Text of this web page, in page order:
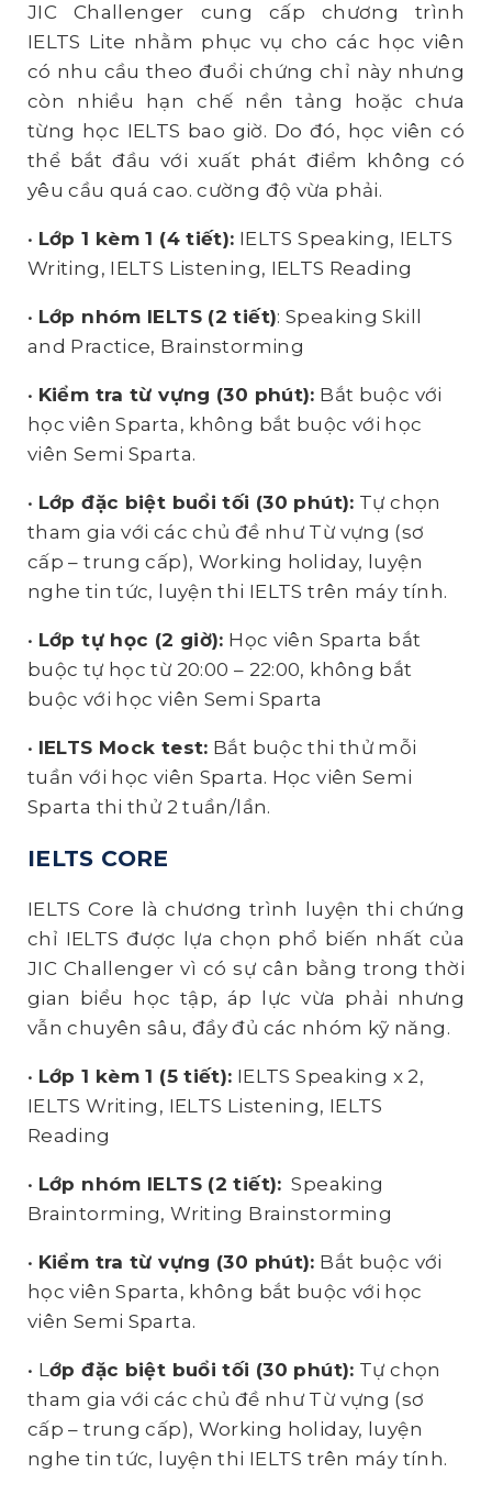
JIC Challenger cung cấp chương trình
IELTS Lite nhằm phục vụ cho các học viên
có nhu cầu theo đuổi chứng chỉ này nhưng
còn nhiều hạn chế nền tảng hoặc chưa
từng học IELTS bao giờ. Do đó, học viên có
thể bắt đầu với xuất phát điểm không có
yêu cầu quá cao. cường độ vừa phải.
• Lớp 1 kèm 1 (4 tiết): IELTS Speaking, IELTS
Writing, IELTS Listening, IELTS Reading
• Lớp nhóm IELTS (2 tiết): Speaking Skill
and Practice, Brainstorming
• Kiểm tra từ vựng (30 phút): Bắt buộc với
học viên Sparta, không bắt buộc với học
viên Semi Sparta.
• Lớp đặc biệt buổi tối (30 phút): Tự chọn
tham gia với các chủ đề như Từ vựng (sơ
cấp – trung cấp), Working holiday, luyện
nghe tin tức, luyện thi IELTS trên máy tính.
• Lớp tự học (2 giờ): Học viên Sparta bắt
buộc tự học từ 20:00 – 22:00, không bắt
buộc với học viên Semi Sparta
• IELTS Mock test: Bắt buộc thi thử mỗi
tuần với học viên Sparta. Học viên Semi
Sparta thi thử 2 tuần/lần.
IELTS CORE
IELTS Core là chương trình luyện thi chứng
chỉ IELTS được lựa chọn phổ biến nhất của
JIC Challenger vì có sự cân bằng trong thời
gian biểu học tập, áp lực vừa phải nhưng
vẫn chuyên sâu, đầy đủ các nhóm kỹ năng.
• Lớp 1 kèm 1 (5 tiết): IELTS Speaking x 2,
IELTS Writing, IELTS Listening, IELTS
Reading
• Lớp nhóm IELTS (2 tiết): Speaking
Braintorming, Writing Brainstorming
• Kiểm tra từ vựng (30 phút): Bắt buộc với
học viên Sparta, không bắt buộc với học
viên Semi Sparta.
• Lớp đặc biệt buổi tối (30 phút): Tự chọn
tham gia với các chủ đề như Từ vựng (sơ
cấp – trung cấp), Working holiday, luyện
nghe tin tức, luyện thi IELTS trên máy tính.